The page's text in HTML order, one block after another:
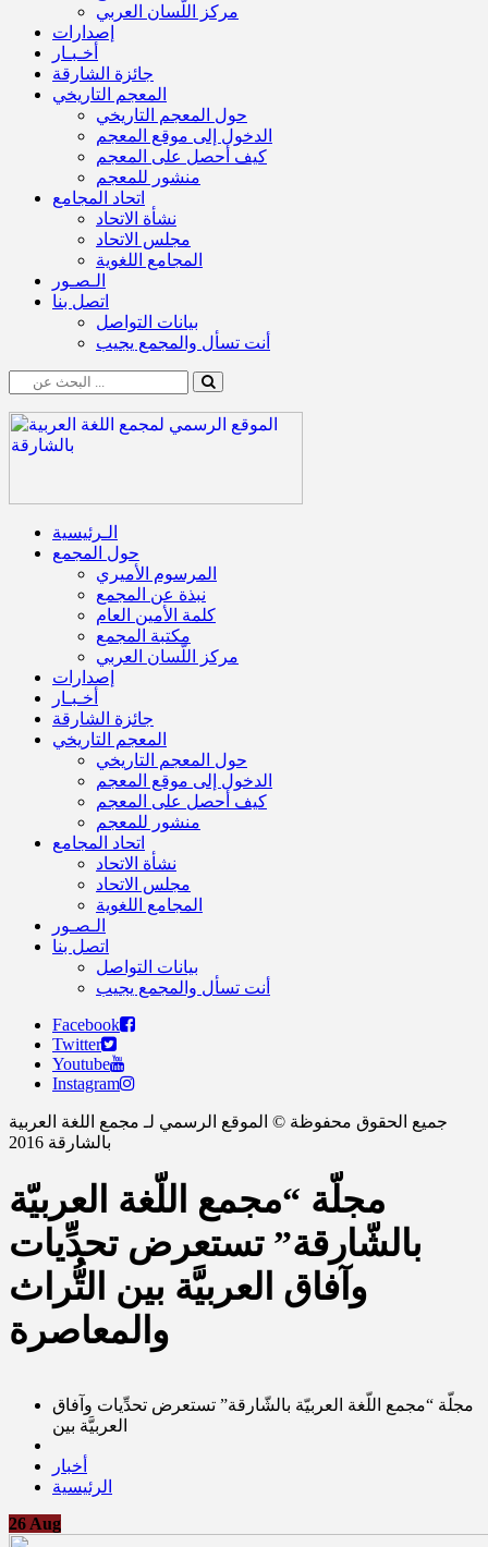
مركز اللّسان العربي
إصدارات
أخـبـار
جائزة الشارقة
المعجم التاريخي
حول المعجم التاريخي
الدخول إلى موقع المعجم
كيف أحصل على المعجم
منشور للمعجم
اتحاد المجامع
نشأة الاتحاد
مجلس الاتحاد
المجامع اللغوية
الـصـور
اتصل بنا
بيانات التواصل
أنت تسأل والمجمع يجيب
الـرئيسية
حول المجمع
المرسوم الأميري
نبذة عن المجمع
كلمة الأمين العام
مكتبة المجمع
مركز اللّسان العربي
إصدارات
أخـبـار
جائزة الشارقة
المعجم التاريخي
حول المعجم التاريخي
الدخول إلى موقع المعجم
كيف أحصل على المعجم
منشور للمعجم
اتحاد المجامع
نشأة الاتحاد
مجلس الاتحاد
المجامع اللغوية
الـصـور
اتصل بنا
بيانات التواصل
أنت تسأل والمجمع يجيب
Facebook
Twitter
Youtube
Instagram
جميع الحقوق محفوظة © الموقع الرسمي لـ مجمع اللغة العربية
بالشارقة 2016
مجلّة “مجمع اللّغة العربيّة
بالشّارقة” تستعرض تحدِّيات
وآفاق العربيَّة بين التُّراث
والمعاصرة
مجلّة “مجمع اللّغة العربيّة بالشّارقة” تستعرض تحدِّيات وآفاق
العربيَّة بين
أخبار
الرئيسية
26 Aug